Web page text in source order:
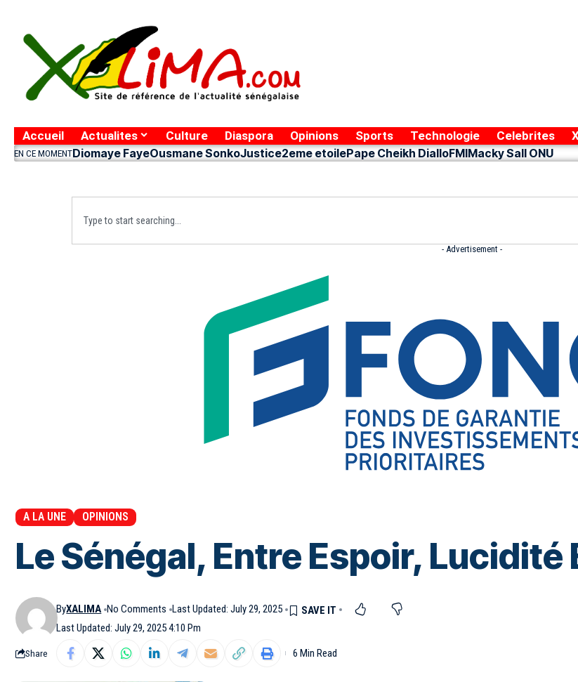
Accueil Actualites Culture Diaspora Opinions Sports Technologie Celebrites
EN CE MOMENTDiomaye FayeOusmane SonkoJustice2eme etoilePape Cheikh DialloFMIMacky Sall ONU
- Advertisement -
A LA UNE OPINIONS
Le Sénégal, Entre Espoir, Lucidité
Last Updated: July 29, 2025 4:10 Pm
ByXALIMA No Comments Last Updated: July 29, 2025
Share 6 Min Read